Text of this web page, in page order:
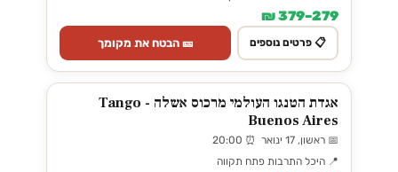
279–379 ₪
📋 פרטים נוספים 🎫 הבטח את מקומך
אגדת הטנגו העולמי מרכוס אשלה - Tango
Buenos Aires
📅 ראשון, 17 ינואר ⏰ 20:00
📍 היכל התרבות פתח תקווה